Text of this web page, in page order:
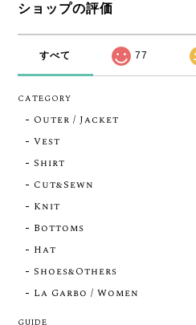
ショップの評価
すべて 77
CATEGORY
Outer / Jacket
Vest
Shirt
Cut&Sewn
Knit
Bottoms
Hat
Shoes&Others
La Garbo / Women